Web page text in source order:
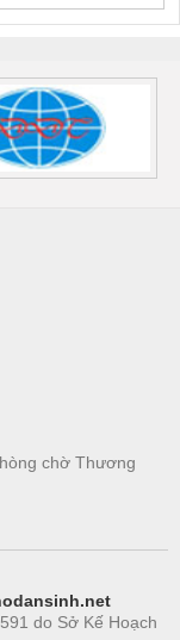
chờ Thương
do Sở Kế Hoạch